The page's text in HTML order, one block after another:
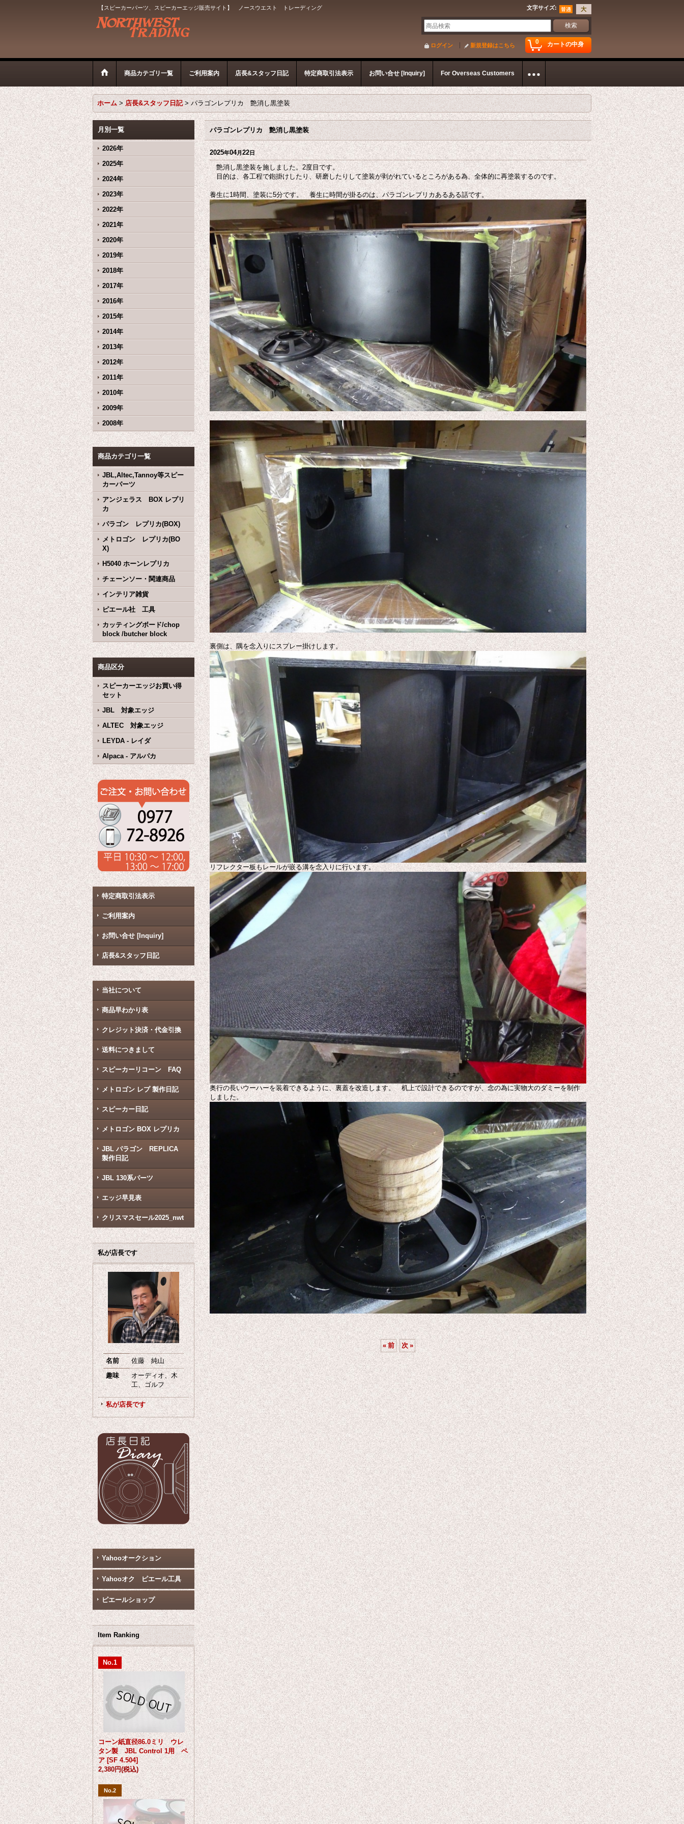
【スピーカーパーツ、スピーカーエッジ販売サイト】 ノースウエスト トレーディング 文字サイズ:
0 カートの中身
ログイン 新規登録はこちら
商品カテゴリ一覧 ご利用案内 店長&スタッフ日記 特定商取引法表示 お問い合せ [Inquiry] For Overseas Customers
ホーム > 店長&スタッフ日記 > パラゴンレプリカ 艶消し黒塗装
月別一覧
2026年
2025年
2024年
2023年
2022年
2021年
2020年
2019年
2018年
2017年
2016年
2015年
2014年
2013年
2012年
2011年
2010年
2009年
2008年
商品カテゴリ一覧
JBL,Altec,Tannoy等スピー
カーパーツ
アンジェラス BOX レプリ
カ
パラゴン レプリカ(BOX)
メトロゴン レプリカ(BO
X)
H5040 ホーンレプリカ
チェーンソー・関連商品
インテリア雑貨
ピエール社 工具
カッティングボード/chop
block /butcher block
商品区分
スピーカーエッジお買い得
セット
JBL 対象エッジ
ALTEC 対象エッジ
LEYDA - レイダ
Alpaca - アルパカ
特定商取引法表示
ご利用案内
お問い合せ [Inquiry]
店長&スタッフ日記
当社について
商品早わかり表
クレジット決済・代金引換
送料につきまして
スピーカーリコーン FAQ
メトロゴン レプ 製作日記
スピーカー日記
メトロゴン BOX レプリカ
JBL パラゴン REPLICA
製作日記
JBL 130系パーツ
エッジ早見表
クリスマスセール2025_nwt
私が店長です
名前
佐藤 純山
趣味
オーディオ、木
工、ゴルフ
私が店長です
Yahooオークション
Yahooオク ピエール工具
ピエールショップ
Item Ranking
No.1
コーン紙直径86.0ミリ ウレ
タン製 JBL Control 1用 ペ
ア [SF 4.504]
2,380円(税込)
No.2
パラゴンレプリカ 艶消し黒塗装
2025年04月22日
艶消し黒塗装を施しました。2度目です。
目的は、各工程で鉋掛けしたり、研磨したりして塗装が剥がれているところがある為、全体的に再塗装するのです。
養生に1時間、塗装に5分です。 養生に時間が掛るのは、パラゴンレプリカあるある話です。
裏側は、隅を念入りにスプレー掛けします。
リフレクター板もレールが嵌る溝を念入りに行います。
奥行の長いウーハーを装着できるように、裏蓋を改造します。 机上で設計できるのですが、念の為に実物大のダミーを制作
しました。
« 前 次 »